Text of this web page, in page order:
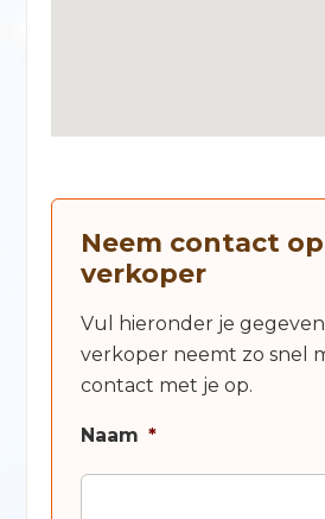
Neem contact
verkoper
Vul hieronder je
verkoper neemt zo snel
contact met je op.
Naam *